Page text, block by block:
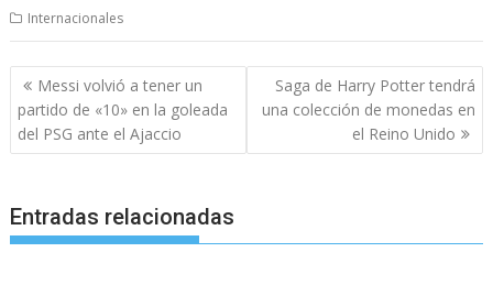
Internacionales
Navegación
de
entradas
Messi volvió a tener un
partido de «10» en la goleada
del PSG ante el Ajaccio
Saga de Harry Potter tendrá
una colección de monedas en
el Reino Unido
Entradas relacionadas